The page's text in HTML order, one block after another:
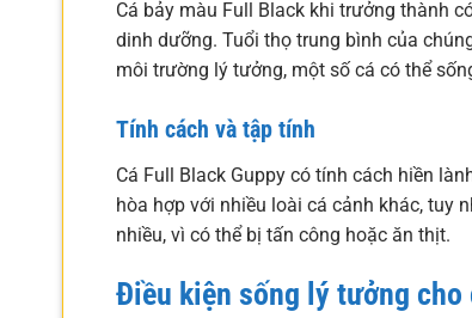
Cá bảy màu Full Black khi trưởng thành
dinh dưỡng. Tuổi thọ trung bình của
môi trường lý tưởng, một số cá có thể
Tính cách và tập tính
Cá Full Black Guppy có tính cách hiền
hòa hợp với nhiều loài cá cảnh khác, tuy
nhiều, vì có thể bị tấn công hoặc ăn thịt.
Điều kiện sống lý tưởng cho